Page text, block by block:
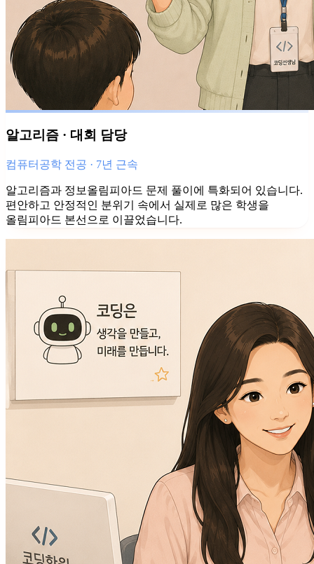
알고리즘 · 대회 담당
컴퓨터공학 전공 · 7년 근속
알고리즘과 정보올림피아드 문제 풀이에 특화되어 있습니다.
편안하고 안정적인 분위기 속에서 실제로 많은 학생을
올림피아드 본선으로 이끌었습니다.